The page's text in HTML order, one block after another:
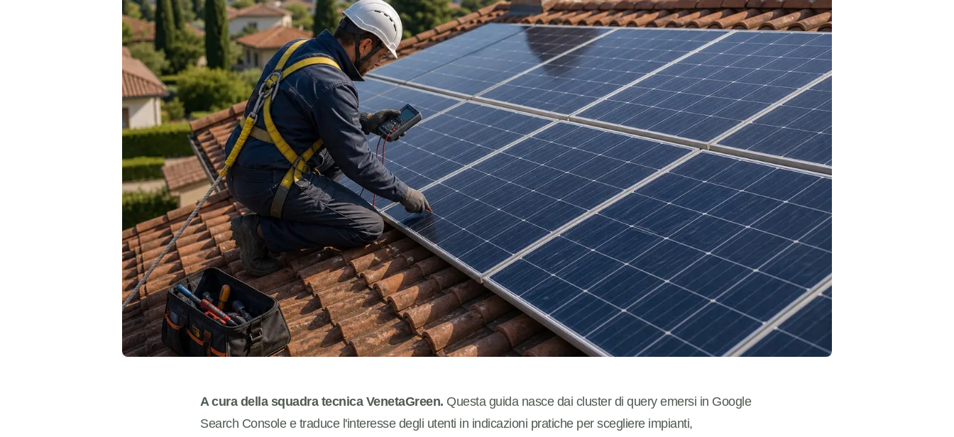
A cura della squadra tecnica VenetaGreen. Questa guida nasce dai cluster di query emersi in Google
Search Console e traduce l'interesse degli utenti in indicazioni pratiche per scegliere impianti,